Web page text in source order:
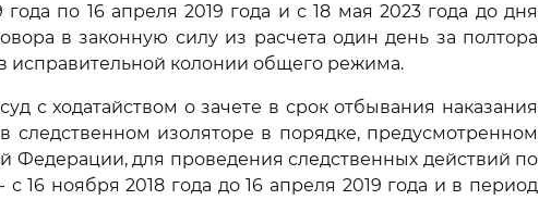
по 16 апреля 2019 года и с 18 мая 2023 года до дня
в законную силу из расчета один день за полтора
исправительной колонии общего режима.
с ходатайством о зачете в срок отбывания наказания
следственном изоляторе в порядке, предусмотренном
Федерации, для проведения следственных действий по
16 ноября 2018 года до 16 апреля 2019 года и в период